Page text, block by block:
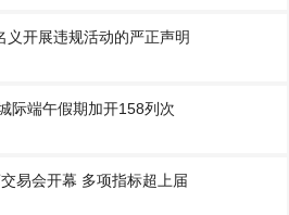
义开展违规活动的严正声明
际端午假期加开158列次
易会开幕 多项指标超上届